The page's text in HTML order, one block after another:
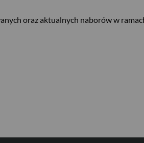
oraz aktualnych naborów w